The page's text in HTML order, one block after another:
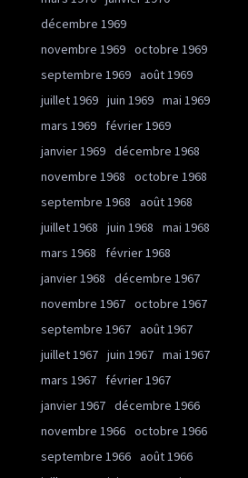
décembre 1969
novembre 1969 octobre 1969
septembre 1969 août 1969
juillet 1969 juin 1969 mai 1969
mars 1969
février 1969
janvier 1969 décembre 1968
novembre 1968
octobre 1968
septembre 1968
août 1968
juillet 1968
juin 1968
mai 1968
mars 1968
février 1968
janvier 1968
décembre 1967
novembre 1967 octobre 1967
septembre 1967 août 1967
juillet 1967 juin 1967 mai 1967
mars 1967
février 1967
janvier 1967 décembre 1966
novembre 1966 octobre 1966
septembre 1966 août 1966